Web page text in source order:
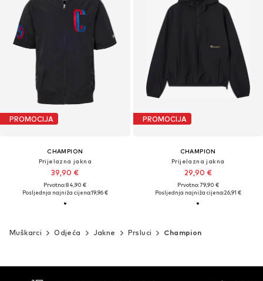
PROMOCIJA
CHAMPION
Prijelazna jakna
39,90 €
Prvotno: 84,90 €
Posljednja najniža cijena:19,96 €
PROMOCIJA
CHAMPION
Prijelazna jakna
29,90 €
Prvotno: 79,90 €
Posljednja najniža cijena:26,91 €
Muškarci Odjeća Jakne Prsluci Champion